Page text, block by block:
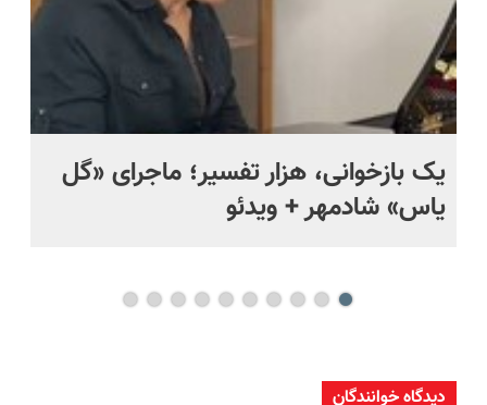
یک بازخوانی، هزار تفسیر؛ ماجرای «گل
یاس» شادمهر + ویدئو
دیدگاه خوانندگان